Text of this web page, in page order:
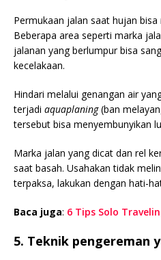
Permukaan jalan saat hujan
Beberapa area seperti marka
jalanan yang berlumpur bisa
kecelakaan.
Hindari melalui genangan air
terjadi aquaplaning(ban
tersebut bisa menyembunyikan
Marka jalan yang dicat dan rel
saat basah. Usahakan tidak
terpaksa, lakukan dengan hati-
Baca juga: 6 Tips Solo
5. Teknik pengereman